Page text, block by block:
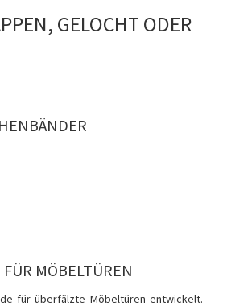
GELOCHT ODER
MÖBELTÜREN
für überfälzte Möbeltüren entwickelt.